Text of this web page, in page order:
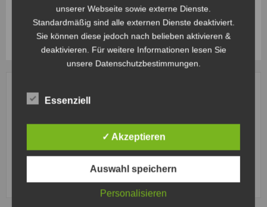
Name
Position Torwart
Aktuelle Mannschaft
1. MSC Seelze e.V. im ADAC-
Jugend
unserer Webseite sowie externe Dienste.
Standardmäßig sind alle externen Dienste deaktiviert.
Sie können diese jedoch nach belieben aktivieren &
deaktivieren. Für weitere Informationen lesen Sie
unsere Datenschutzbestimmungen.
Essenziell
✓ Akzeptieren
Auswahl speichern
Personalisieren